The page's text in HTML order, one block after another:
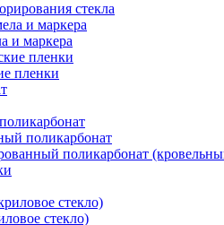
стекла
и маркера
пленки
поликарбонат
поликарбонат
стекло)